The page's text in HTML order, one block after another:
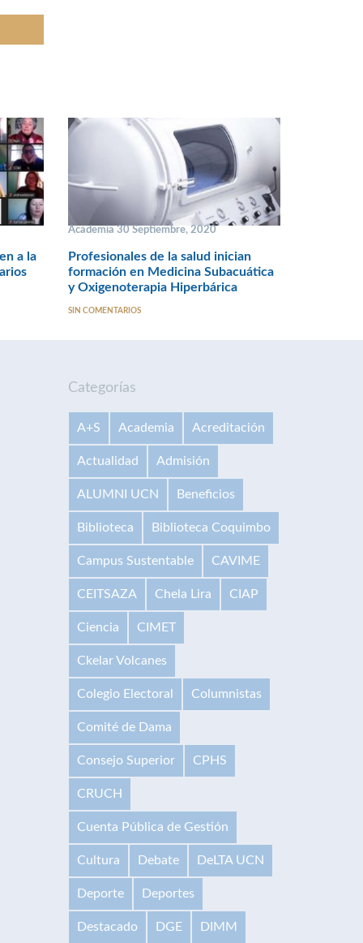
a la
Academia 30 Septiembre, 2020
Profesionales de la salud inician
formación en Medicina Subacuática
y Oxigenoterapia Hiperbárica
SIN COMENTARIOS
Categorías
A+S Academia Acreditación
Actualidad Admisión
ALUMNI UCN Beneficios
Biblioteca Biblioteca Coquimbo
Campus Sustentable CAVIME
CEITSAZA Chela Lira CIAP
Ciencia CIMET
Ckelar Volcanes
Colegio Electoral Columnistas
Comité de Dama
Consejo Superior CPHS
CRUCH
Cuenta Pública de Gestión
Cultura Debate DeLTA UCN
Deporte Deportes
Destacado DGE DIMM